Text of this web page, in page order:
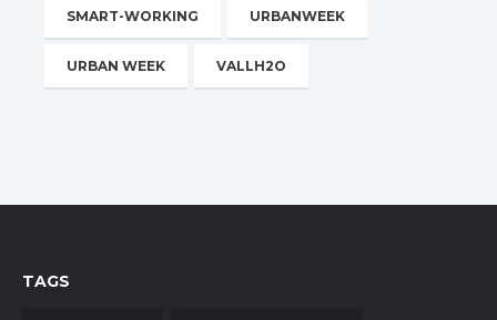
SMART-WORKING URBANWEEK
URBAN WEEK VALLH2O
TAGS